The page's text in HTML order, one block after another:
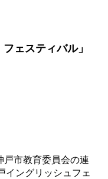
ェスティバル」
戸市教育委員会の連
イングリッシュフェ